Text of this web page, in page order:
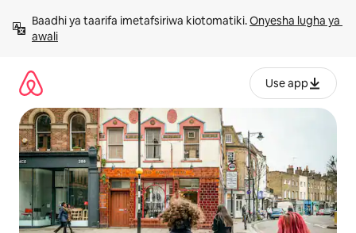
kwenda
kwenye
Baadhi ya taarifa imetafsiriwa kiotomatiki. Onyesha lugha ya
awali
Use app